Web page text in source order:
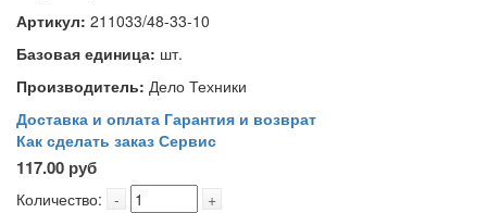
Артикул: 211033/48-33-10
Базовая единица: шт.
Производитель: Дело Техники
Доставка и оплата Гарантия и возврат
Как сделать заказ Сервис
117.00 руб
Количество: - +